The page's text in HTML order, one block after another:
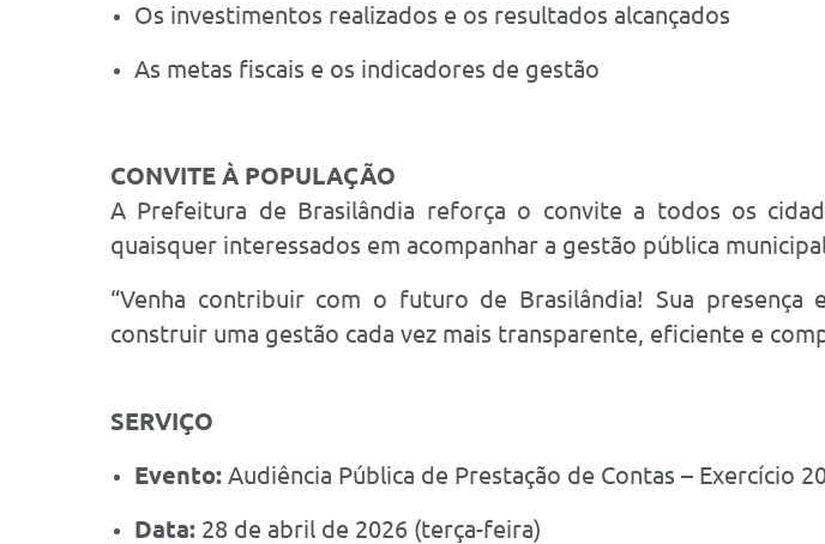
Os investimentos realizados e os resultados alcançados
As metas fiscais e os indicadores de gestão
CONVITE À POPULAÇÃO
A Prefeitura de Brasilândia reforça o convite a todos os
quaisquer interessados em acompanhar a gestão pública
“Venha contribuir com o futuro de Brasilândia! Sua presença
construir uma gestão cada vez mais transparente, eficiente e
SERVIÇO
Evento: Audiência Pública de Prestação de Contas – Exercício
Data: 28 de abril de 2026 (terça-feira)